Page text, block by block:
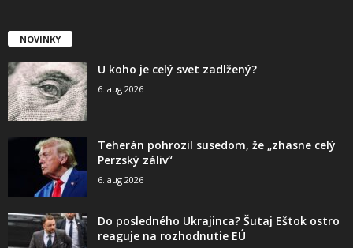
NOVINKY
U koho je celý svet zadlžený?
6. aug 2026
Teherán pohrozil susedom, že „zhasne celý
Perzský záliv“
6. aug 2026
Do posledného Ukrajinca? Šutaj Eštok ostro
reaguje na rozhodnutie EÚ